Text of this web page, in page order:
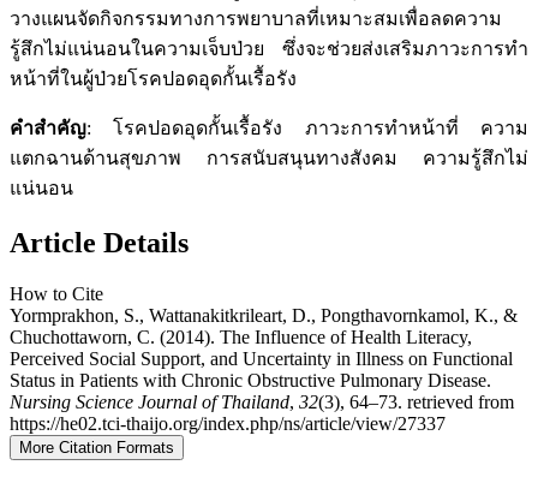
วางแผนจัดกิจกรรมทางการพยาบาลที่เหมาะสมเพื่อลดความ
รู้สึกไม่แน่นอนในความเจ็บป่วย ซึ่งจะช่วยส่งเสริมภาวะการทำ
หน้าที่ในผู้ป่วยโรคปอดอุดกั้นเรื้อรัง
คำสำคัญ: โรคปอดอุดกั้นเรื้อรัง ภาวะการทำหน้าที่ ความ
แตกฉานด้านสุขภาพ การสนับสนุนทางสังคม ความรู้สึกไม่
แน่นอน
Article Details
How to Cite
Yormprakhon, S., Wattanakitkrileart, D., Pongthavornkamol, K., &
Chuchottaworn, C. (2014). The Influence of Health Literacy,
Perceived Social Support, and Uncertainty in Illness on Functional
Status in Patients with Chronic Obstructive Pulmonary Disease.
Nursing Science Journal of Thailand, 32(3), 64–73. retrieved from
https://he02.tci-thaijo.org/index.php/ns/article/view/27337
More Citation Formats